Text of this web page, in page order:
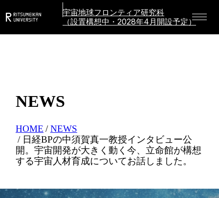
宇宙地球フロンティア研究科
（設置構想中・2028年4月開設予定）
NEWS
HOME
NEWS
日経BPの中須賀真一教授インタビュー公
開。宇宙開発が大きく動く今、立命館が構想
する宇宙人材育成についてお話しました。